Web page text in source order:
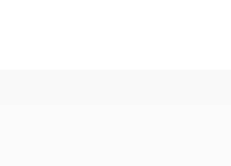
na zamek